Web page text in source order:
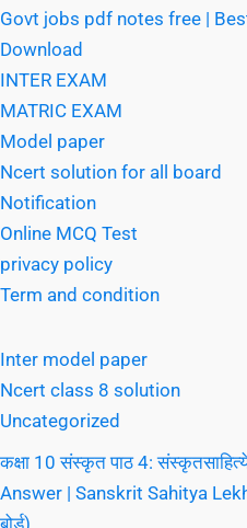
Govt jobs pdf notes free |
Download
INTER EXAM
MATRIC EXAM
Model paper
Ncert solution for all board
Notification
Online MCQ Test
privacy policy
Term and condition
Inter model paper
Ncert class 8 solution
Uncategorized
कक्षा 10 संस्कृत पाठ 4:
Answer | Sanskrit Sahitya
बोर्ड)